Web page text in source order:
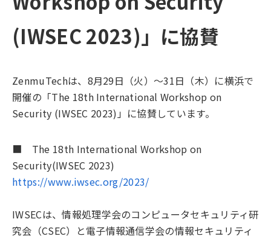
(IWSEC 2023)」に協賛
ZenmuTechは、8月29日（火）～31日（木）に横浜で
開催の「The 18th International Workshop on
Security (IWSEC 2023)」に協賛しています。
■ The 18th International Workshop on
Security(IWSEC 2023)
https://www.iwsec.org/2023/
IWSECは、情報処理学会のコンピュータセキュリティ研
究会（CSEC）と電子情報通信学会の情報セキュリティ